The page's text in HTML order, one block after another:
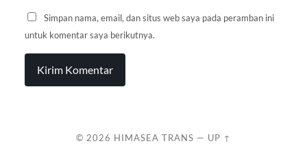
Simpan nama, email, dan situs web saya pada peramban ini
untuk komentar saya berikutnya.
© 2026 HIMASEA TRANS — UP ↑